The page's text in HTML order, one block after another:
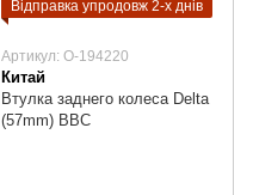
Відправка упродовж 2-х днів
Артикул: O-194220
Китай
Втулка заднего колеса Delta
(57mm) BBC